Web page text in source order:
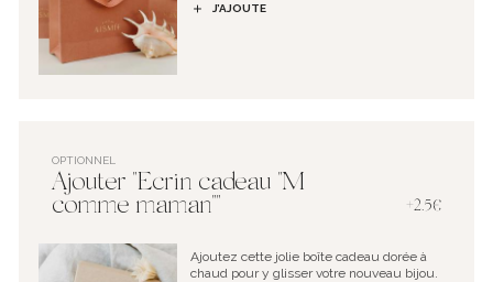
J’AJOUTE
OPTIONNEL
Ajouter "Ecrin cadeau "M
comme maman""
+2.5€
Ajoutez cette jolie boîte cadeau dorée à
chaud pour y glisser votre nouveau bijou.